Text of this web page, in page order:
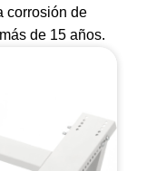
corrosión de
de 15 años.